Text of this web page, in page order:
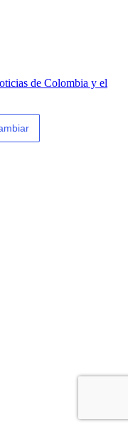
de Colombia y el